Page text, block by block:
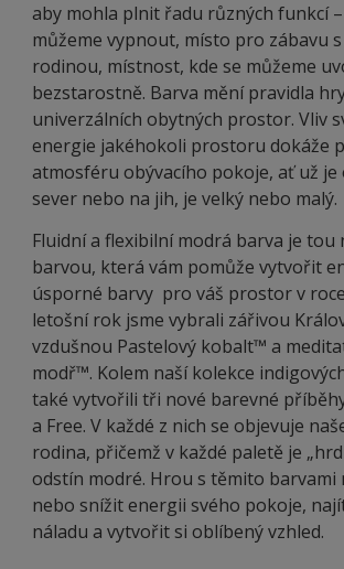
aby mohla plnit řadu různých funkcí
můžeme vypnout, místo pro zábavu
rodinou, místnost, kde se můžeme
bezstarostně. Barva mění pravidla
univerzálních obytných prostor. Vliv
energie jakéhokoli prostoru dokáže
atmosféru obývacího pokoje, ať už
sever nebo na jih, je velký nebo malý.
Fluidní a flexibilní modrá barva je tou
barvou, která vám pomůže vytvořit
úsporné barvy pro váš prostor v
letošní rok jsme vybrali zářivou
vzdušnou Pastelový kobalt™ a
modř™. Kolem naší kolekce
také vytvořili tři nové barevné
a Free. V každé z nich se objevuje
rodina, přičemž v každé paletě je
odstín modré. Hrou s těmito barvami
nebo snížit energii svého pokoje,
náladu a vytvořit si oblíbený vzhled.